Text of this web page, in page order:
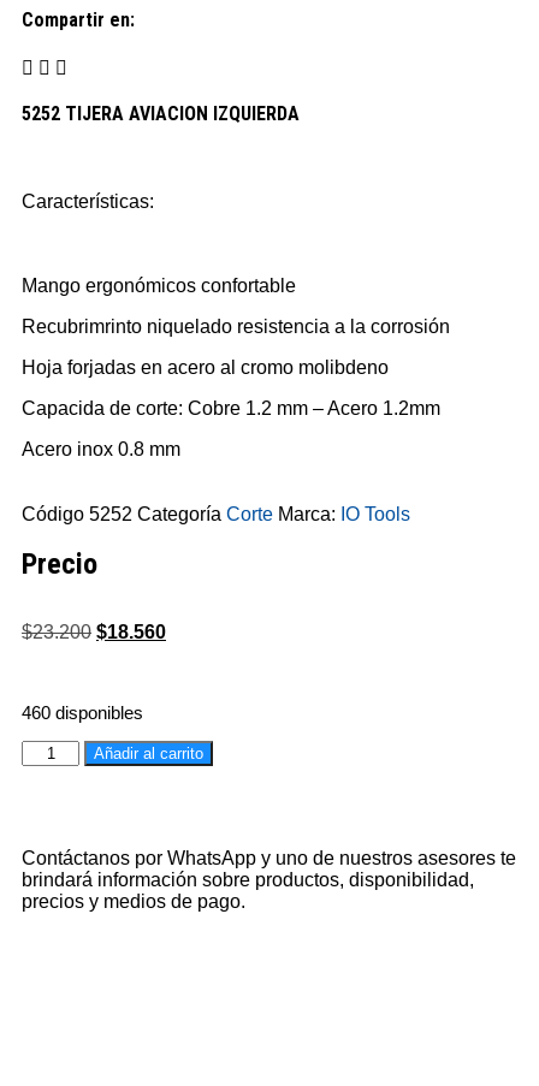
Compartir en:
5252 TIJERA AVIACION IZQUIERDA
Características:
Mango ergonómicos confortable
Recubrimrinto niquelado resistencia a la corrosión
Hoja forjadas en acero al cromo molibdeno
Capacida de corte: Cobre 1.2 mm – Acero 1.2mm
Acero inox 0.8 mm
Código 5252 Categoría Corte Marca: IO Tools
Precio
$23.200 $18.560
460 disponibles
Añadir al carrito
Contáctanos por WhatsApp y uno de nuestros asesores te
brindará información sobre productos, disponibilidad,
precios y medios de pago.